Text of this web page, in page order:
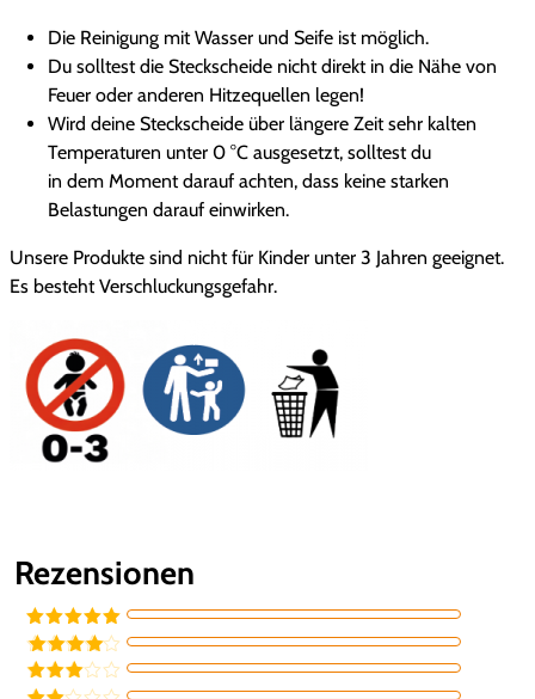
M
Die Reinigung mit Wasser und Seife ist möglich.
Du solltest die Steckscheide nicht direkt in die Nähe von
Feuer oder anderen Hitzequellen legen!
Wird deine Steckscheide über längere Zeit sehr kalten
Temperaturen unter 0 °C ausgesetzt, solltest du
in dem Moment darauf achten, dass keine starken
Belastungen darauf einwirken.
Unsere Produkte sind nicht für Kinder unter 3 Jahren geeignet.
Es besteht Verschluckungsgefahr.
Rezensionen
Bewertet mit
5von 5
Bewertet
Bewertet